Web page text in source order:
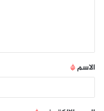
الاسم*